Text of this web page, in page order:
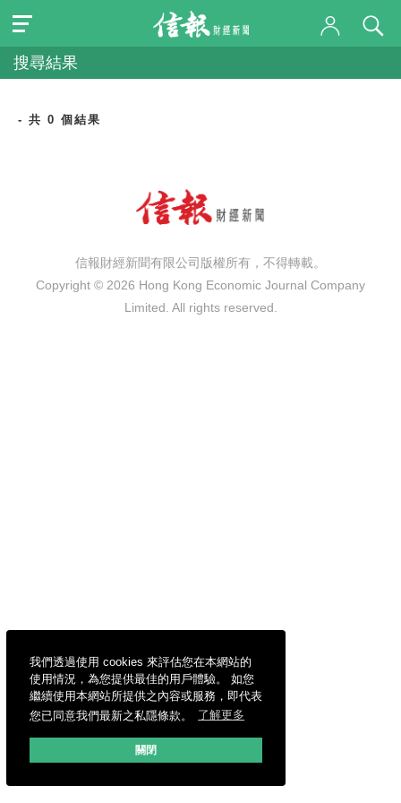
我們透過使用 cookies 來評估您在本網站的
使用情況，為您提供最佳的用戶體驗。 如您
繼續使用本網站所提供之內容或服務，即代表
您已同意我們最新之私隱條款。
了解更多
關閉
搜尋結果
- 共 0 個結果
信報財經新聞有限公司版權所有，不得轉載。
Copyright © 2026 Hong Kong Economic Journal Company
Limited. All rights reserved.